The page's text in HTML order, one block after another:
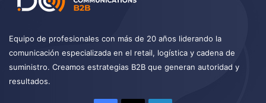
Equipo de profesionales con más de 20 años liderando la
comunicación especializada en el retail, logística y cadena de
suministro. Creamos estrategias B2B que generan autoridad y
resultados.